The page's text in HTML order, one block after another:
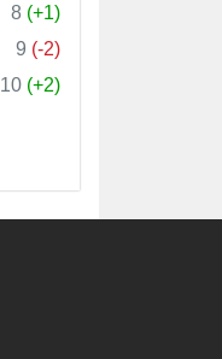
8 (+1)
9 (-2)
10 (+2)